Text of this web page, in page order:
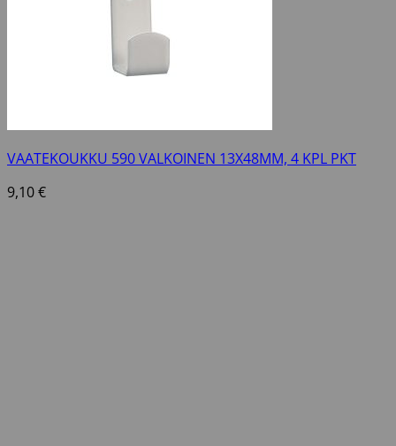
VAATEKOUKKU 590 VALKOINEN 13X48MM, 4 KPL PKT
9,10€